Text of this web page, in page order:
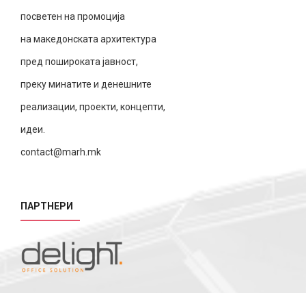
посветен на промоција
на македонската архитектура
пред пошироката јавност,
преку минатите и денешните
реализации, проекти, концепти,
идеи.
contact@marh.mk
ПАРТНЕРИ